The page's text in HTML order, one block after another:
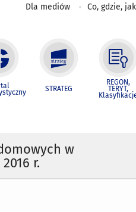
Dla mediów Co, gdzie,
STRATEG
REGON,
TERYT,
w
r.